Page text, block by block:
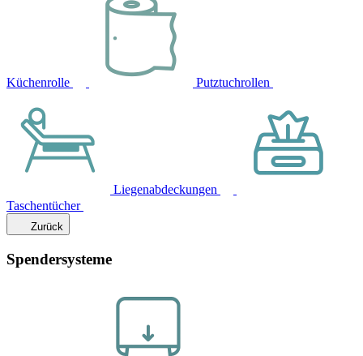
Küchenrolle Putztuchrollen
Liegenabdeckungen
Taschentücher
Zurück
Spendersysteme